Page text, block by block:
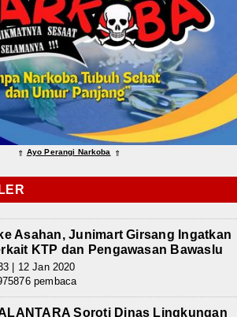
⇑ Ayo Perangi Narkoba ⇑
Asahan, Junimart Girsang Ingatkan
KTP dan Pengawasan Bawaslu
| 12 Jan 2020
pembaca
Soroti Dinas Lingkungan